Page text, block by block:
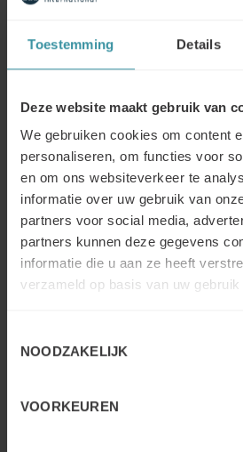
Toestemming Details
Deze website maakt gebruik van
We gebruiken cookies om content
personaliseren, om functies voor
en om ons websiteverkeer te
informatie over uw gebruik van
partners voor social media,
partners kunnen deze gegevens
informatie die u aan ze heeft
verzameld op basis van uw gebruik
NOODZAKELIJK
VOORKEUREN
verzekeren
E-mail:
Tel: +31 88 63728
Help mij hiermee